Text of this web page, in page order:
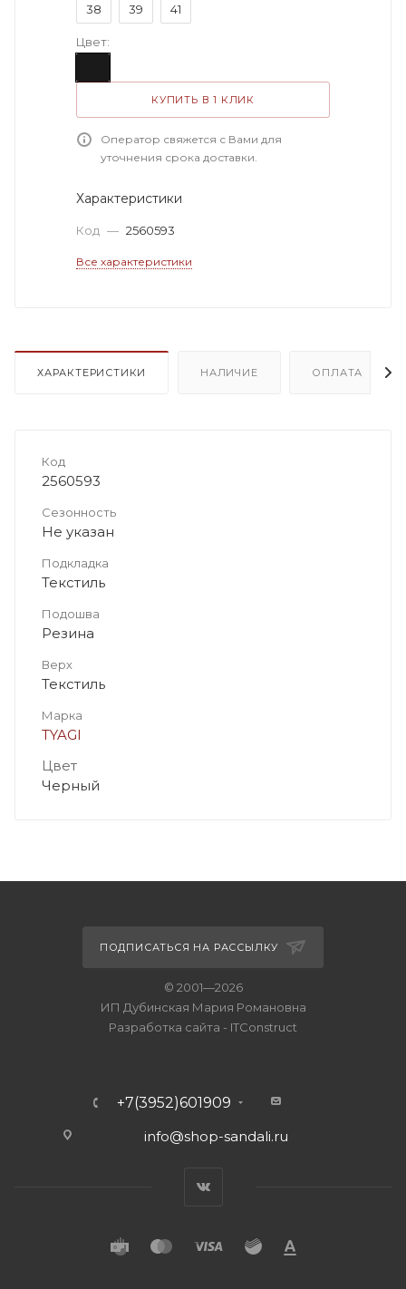
38 39 41
Цвет:
КУПИТЬ В 1 КЛИК
Оператор свяжется с Вами для
уточнения срока доставки.
Характеристики
Код — 2560593
Все характеристики
ХАРАКТЕРИСТИКИ НАЛИЧИЕ ОПЛАТА
Код
2560593
Сезонность
Не указан
Подкладка
Текстиль
Подошва
Резина
Верх
Текстиль
Марка
TYAGI
Цвет
Черный
ПОДПИСАТЬСЯ НА РАССЫЛКУ
© 2001—2026
ИП Дубинская Мария Романовна
Разработка сайта - ITConstruct
+7(3952)601909
info@shop-sandali.ru